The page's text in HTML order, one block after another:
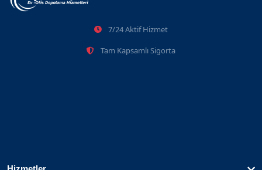
7/24 Aktif Hizmet
Tam Kapsamlı Sigorta